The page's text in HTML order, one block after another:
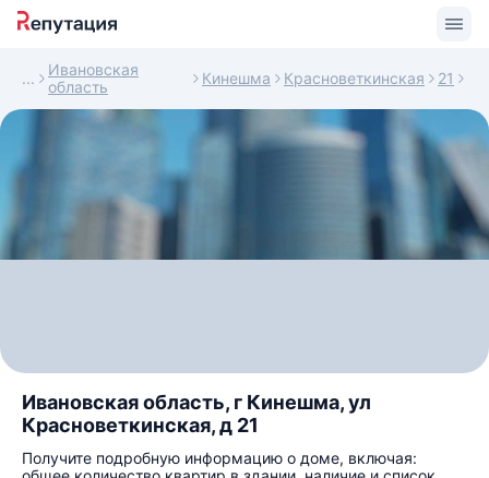
Ивановская
область
Кинешма Красноветкинская 21
Ивановская область, г Кинешма, ул
Красноветкинская, д 21
Получите подробную информацию о доме, включая: